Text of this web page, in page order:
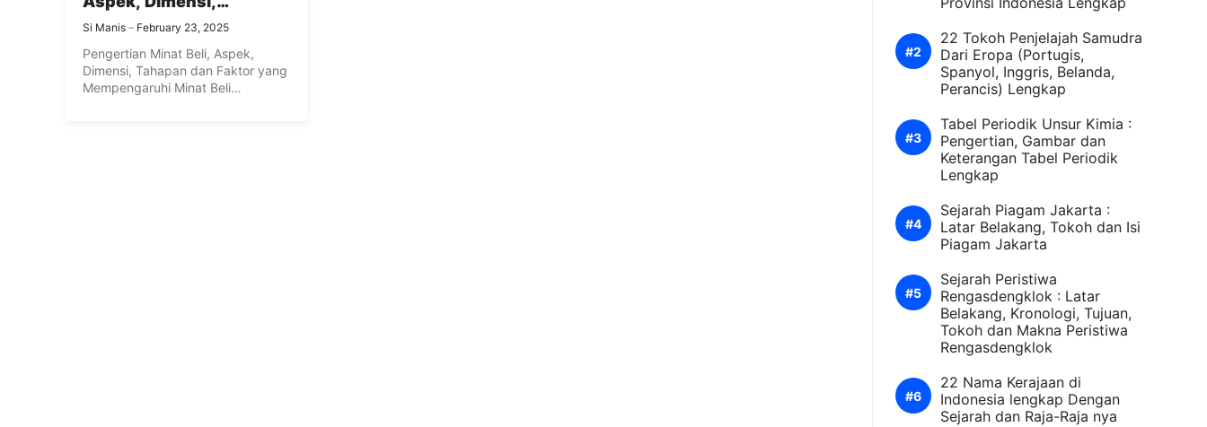
Tahapan dan Faktor
yang Mempengaruhi
Minat Beli Konsumen
Lengkap
Si Manis February 23, 2025
Pengertian Minat Beli, Aspek,
Dimensi, Tahapan dan Faktor yang
Mempengaruhi Minat Beli
22 Tokoh Penjelajah Samudra
Dari Eropa (Portugis,
Spanyol, Inggris, Belanda,
Perancis) Lengkap
Tabel Periodik Unsur Kimia :
Pengertian, Gambar dan
Keterangan Tabel Periodik
Lengkap
Sejarah Piagam Jakarta :
Latar Belakang, Tokoh dan Isi
Piagam Jakarta
Sejarah Peristiwa
Rengasdengklok : Latar
Belakang, Kronologi, Tujuan,
Tokoh dan Makna Peristiwa
Rengasdengklok
22 Nama Kerajaan di
Indonesia lengkap Dengan
Sejarah dan Raja-Raja nya